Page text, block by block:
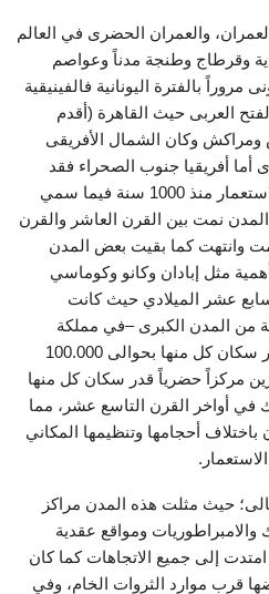
والعمران الحضرى في العالم
وقرطاج وطنجة مدناً وعواصم
مروراً بالفترة اليونانية فالفينيقية
العربى حيث القاهرة (أقدم
ومراكش وكان الشمال الأفريقى
أفريقيا جنوب الصحراء فقد
عرفت العمران التقليدى قبل الاستعمار منذ 1000 سنة فيما سمي
نمت بين القرن العاشر والقرن
وانتهت كما بقيت بعض المدن
مثل إبادان وكانو وكوماسي
عشر الميلادي حيث كانت
من المدن الكبرى –في مملكة
اليوربا- إبادان وأويو وايبكوتا يقدر سكان كل منها بحوالى 100.000
مركزاً حضرياً قدر سكان كل منها
ساكناً وذلك في أواخر القرن التاسع عشر، مما
أحجامها وتنظيمها المكاني
حيث مثلت هذه المدن مراكز
ومواقع عقدية
إلى جميع الاتجاهات كما كان
قرب موارد الثروات الخام، وفي